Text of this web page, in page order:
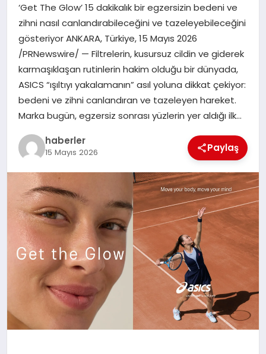
EĞITIM
‘Get The Glow’ 15 dakikalık bir egzersizin bedeni ve
zihni nasıl canlandırabileceğini ve tazeleyebileceğini
gösteriyor ANKARA, Türkiye, 15 Mayıs 2026
/PRNewswire/ — Filtrelerin, kusursuz cildin ve giderek
karmaşıklaşan rutinlerin hakim olduğu bir dünyada,
ASICS “ışıltıyı yakalamanın” asıl yoluna dikkat çekiyor:
bedeni ve zihni canlandıran ve tazeleyen hareket.
Marka bugün, egzersiz sonrası yüzlerin yer aldığı ilk…
haberler
15 Mayıs 2026 Paylaş